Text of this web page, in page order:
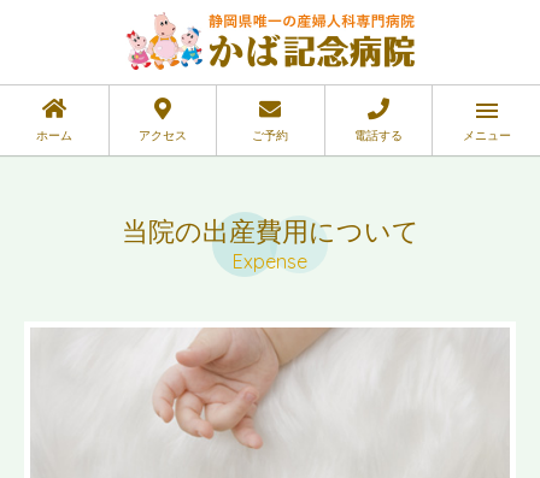
ホーム アクセス ご予約 電話する メニュー
当院の出産費用について
Expense